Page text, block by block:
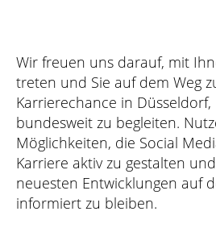
Wir freuen uns darauf, mit
treten und Sie auf dem Weg
Karrierechance in Düsseldorf,
bundesweit zu begleiten.
Möglichkeiten, die Social
Karriere aktiv zu gestalten
neuesten Entwicklungen auf
informiert zu bleiben.